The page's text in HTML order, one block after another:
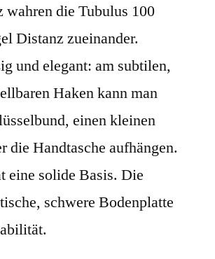
wahren die Tubulus 100
Distanz zueinander.
und elegant: am subtilen,
Haken kann man
einen kleinen
die Handtasche aufhängen.
eine solide Basis. Die
schwere Bodenplatte